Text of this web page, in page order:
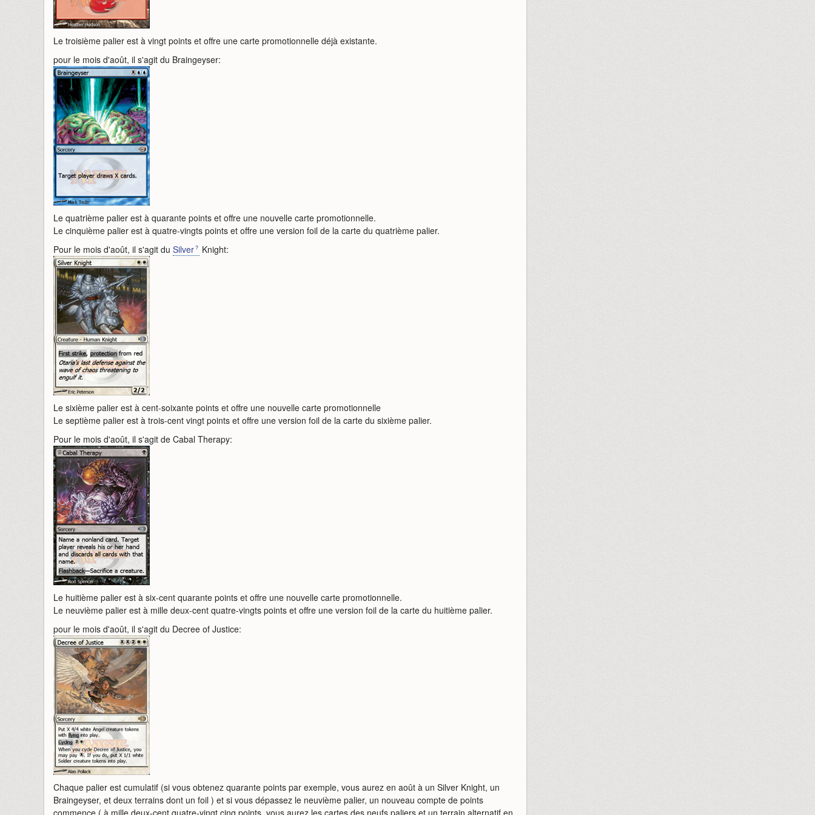
Le troisième palier est à vingt points et offre une carte promotionnelle déjà existante.
pour le mois d'août, il s'agit du Braingeyser:
Le quatrième palier est à quarante points et offre une nouvelle carte promotionnelle.
Le cinquième palier est à quatre-vingts points et offre une version foil de la carte du quatrième palier.
Pour le mois d'août, il s'agit du Silver Knight:
Le sixième palier est à cent-soixante points et offre une nouvelle carte promotionnelle
Le septième palier est à trois-cent vingt points et offre une version foil de la carte du sixième palier.
Pour le mois d'août, il s'agit de Cabal Therapy:
Le huitième palier est à six-cent quarante points et offre une nouvelle carte promotionnelle.
Le neuvième palier est à mille deux-cent quatre-vingts points et offre une version foil de la carte du huitième palier.
pour le mois d'août, il s'agit du Decree of Justice:
Chaque palier est cumulatif (si vous obtenez quarante points par exemple, vous aurez en août à un Silver Knight, un
Braingeyser, et deux terrains dont un foil ) et si vous dépassez le neuvième palier, un nouveau compte de points